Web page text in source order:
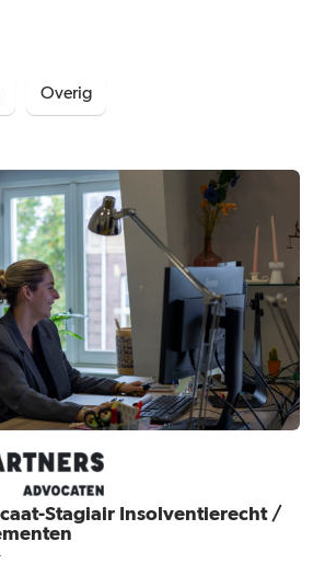
Overig
Stagiair Insolventierecht /